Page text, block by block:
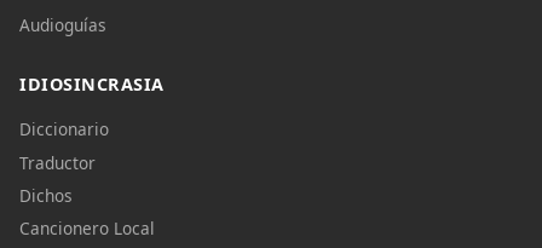
Audioguías
IDIOSINCRASIA
Diccionario
Traductor
Dichos
Cancionero Local